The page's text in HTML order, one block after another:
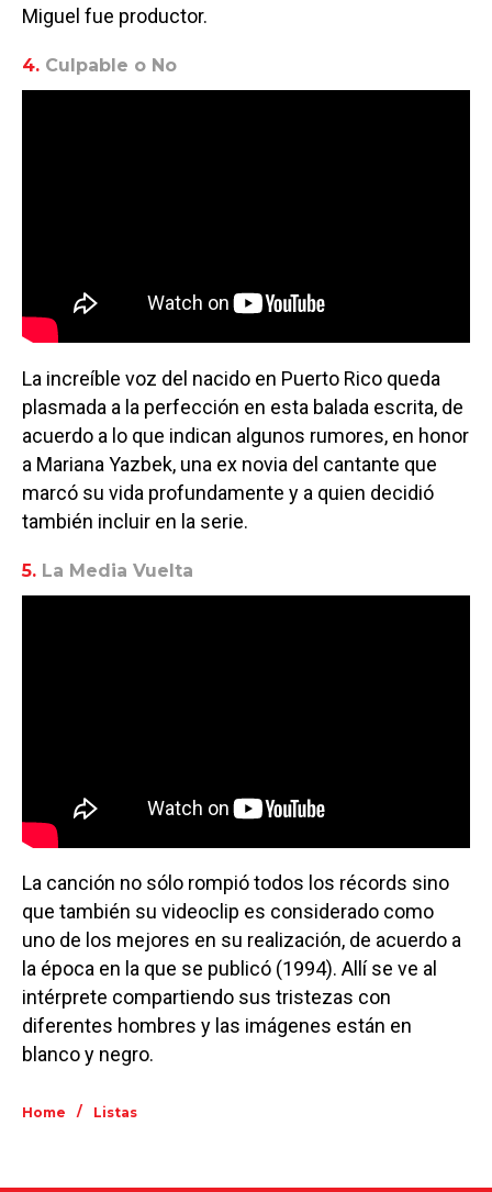
Miguel fue productor.
4. Culpable o No
La increíble voz del nacido en Puerto Rico queda
plasmada a la perfección en esta balada escrita, de
acuerdo a lo que indican algunos rumores, en honor
a Mariana Yazbek, una ex novia del cantante que
marcó su vida profundamente y a quien decidió
también incluir en la serie.
5. La Media Vuelta
La canción no sólo rompió todos los récords sino
que también su videoclip es considerado como
uno de los mejores en su realización, de acuerdo a
la época en la que se publicó (1994). Allí se ve al
intérprete compartiendo sus tristezas con
diferentes hombres y las imágenes están en
blanco y negro.
Home / Listas